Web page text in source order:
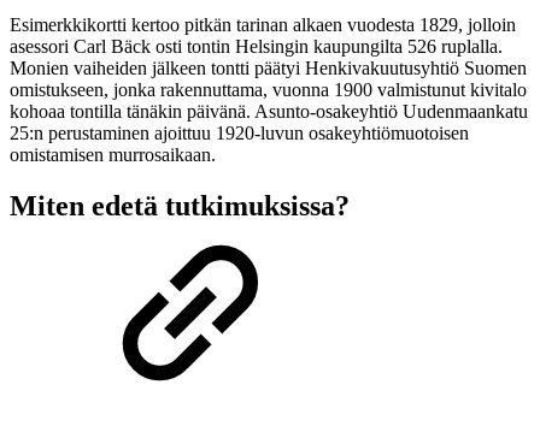
Esimerkkikortti kertoo pitkän tarinan alkaen vuodesta 1829, jolloin
asessori Carl Bäck osti tontin Helsingin kaupungilta 526 ruplalla.
Monien vaiheiden jälkeen tontti päätyi Henkivakuutusyhtiö Suomen
omistukseen, jonka rakennuttama, vuonna 1900 valmistunut kivitalo
kohoaa tontilla tänäkin päivänä. Asunto-osakeyhtiö Uudenmaankatu
25:n perustaminen ajoittuu 1920-luvun osakeyhtiömuotoisen
omistamisen murrosaikaan.
Miten edetä tutkimuksissa?